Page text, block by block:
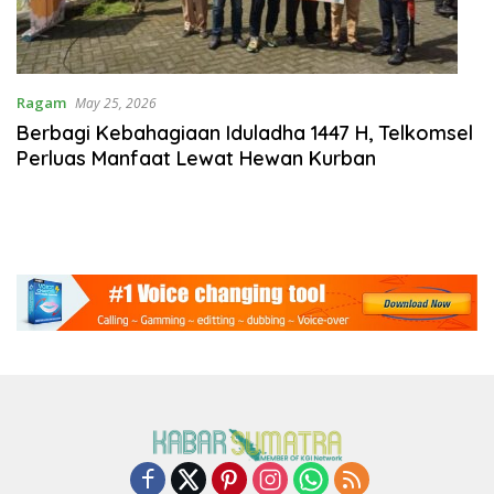
Ragam May 25, 2026
Berbagi Kebahagiaan Iduladha 1447 H, Telkomsel
Perluas Manfaat Lewat Hewan Kurban